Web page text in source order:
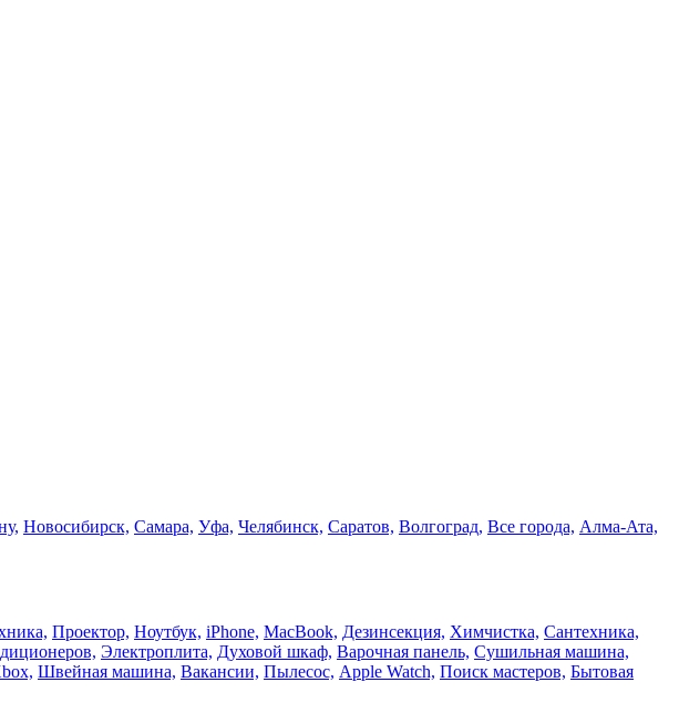
Новосибирск, Самара, Уфа, Челябинск, Саратов, Волгоград, Все города, Алма-Ата,
Проектор, Ноутбук, iPhone, MacBook, Дезинсекция, Химчистка, Сантехника,
Электроплита, Духовой шкаф, Варочная панель, Сушильная машина,
Швейная машина, Вакансии, Пылесос, Apple Watch, Поиск мастеров, Бытовая